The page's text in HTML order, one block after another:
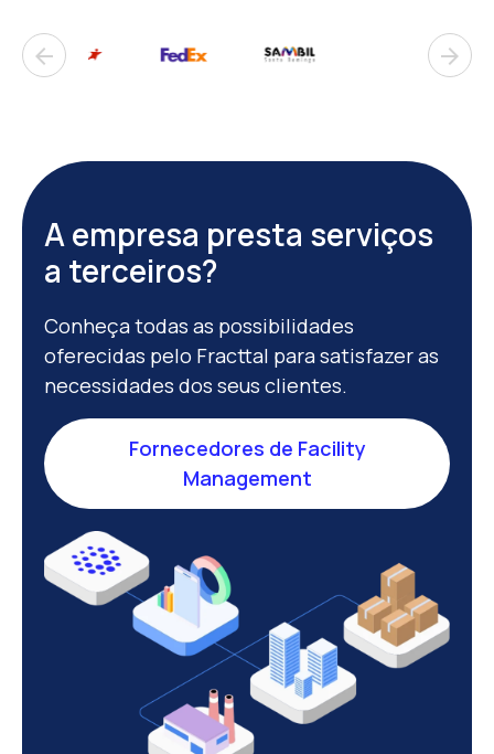
arrow_back arrow_forward
A empresa presta serviços
a terceiros?
Conheça todas as possibilidades
oferecidas pelo Fracttal para satisfazer as
necessidades dos seus clientes.
Fornecedores de Facility
Management